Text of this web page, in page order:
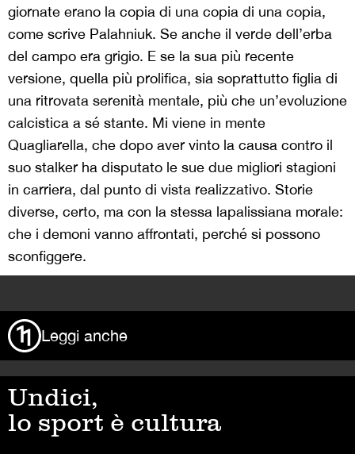
giornate erano la copia di una copia di una copia,
come scrive Palahniuk. Se anche il verde dell’erba
del campo era grigio. E se la sua più recente
versione, quella più prolifica, sia soprattutto figlia di
una ritrovata serenità mentale, più che un’evoluzione
calcistica a sé stante. Mi viene in mente
Quagliarella, che dopo aver vinto la causa contro il
suo stalker ha disputato le sue due migliori stagioni
in carriera, dal punto di vista realizzativo. Storie
diverse, certo, ma con la stessa lapalissiana morale:
che i demoni vanno affrontati, perché si possono
sconfiggere.
Leggi anche
Undici,
lo sport è cultura